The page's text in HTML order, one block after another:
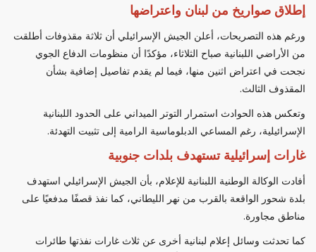
إطلاق صواريخ من لبنان واعتراضها
ورغم هذه التصريحات، أعلن الجيش الإسرائيلي أن ثلاثة مقذوفات أطلقت
من الأراضي اللبنانية صباح الثلاثاء، مؤكدًا أن منظومات الدفاع الجوي
نجحت في اعتراض اثنين منها، فيما لم يقدم تفاصيل إضافية بشأن
المقذوف الثالث.
وتعكس هذه الحوادث استمرار التوتر الميداني على الحدود اللبنانية
الإسرائيلية، رغم المساعي الدبلوماسية الرامية إلى تثبيت التهدئة.
غارات إسرائيلية تستهدف بلدات جنوبية
أفادت الوكالة الوطنية اللبنانية للإعلام، بأن الجيش الإسرائيلي استهدف
بلدة شحور الواقعة بالقرب من نهر الليطاني، كما نفذ قصفًا مدفعيًا على
مناطق مجاورة.
كما تحدثت وسائل إعلام لبنانية أخرى عن ثلاث غارات نفذتها طائرات